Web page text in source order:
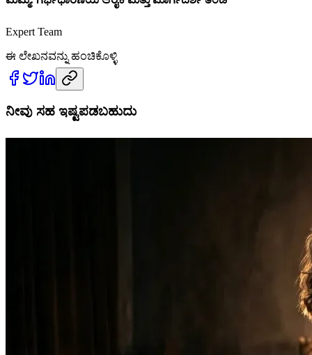
Expert Team
ಈ ಲೇಖನವನ್ನು ಹಂಚಿಕೊಳ್ಳಿ
ನೀವು ಸಹ ಇಷ್ಟಪಡಬಹುದು